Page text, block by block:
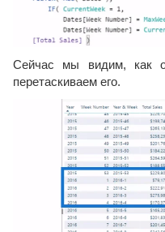
Сейчас мы видим, как
перетаскиваем его.